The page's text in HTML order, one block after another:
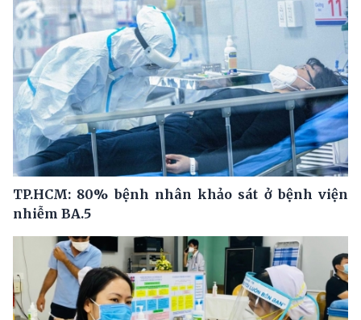
TP.HCM: 80% bệnh nhân khảo sát ở bệnh viện
nhiễm BA.5